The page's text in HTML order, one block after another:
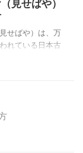
を嫌って避ける
毒成分であるリ
性で、長時間水
化が可能である
見せばや）
せばや）は、万
れている日本古
れているようで